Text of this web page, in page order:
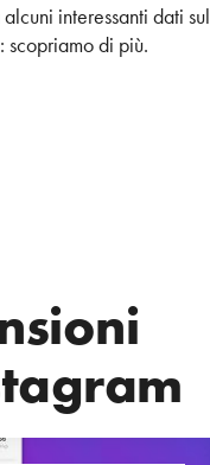
interessanti dati sul
scopriamo di più.